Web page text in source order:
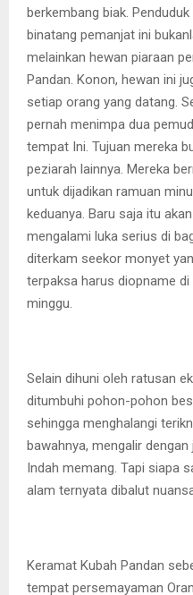
berkembang biak.
binatang pemanjat ini
melainkan hewan piaraan
Pandan. Konon, hewan ini
setiap orang yang datang.
pernah menimpa dua
tempat Ini. Tujuan mereka
peziarah lainnya. Mereka
untuk dijadikan ramuan
keduanya. Baru saja itu
mengalami luka serius di
diterkam seekor monyet
terpaksa harus diopname
minggu.
Selain dihuni oleh ratusan
ditumbuhi pohon-pohon
sehingga menghalangi
bawahnya, mengalir
Indah memang. Tapi siapa
alam ternyata dibalut
Keramat Kubah Pandan
tempat persemayaman